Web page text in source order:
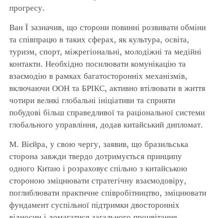
прогресу.
Ван Ї зазначив, що сторони повинні розвивати обміни
та співпрацю в таких сферах, як культура, освіта,
туризм, спорт, міжрегіональні, молодіжні та медійні
контакти. Необхідно посилювати комунікацію та
взаємодію в рамках багатосторонніх механізмів,
включаючи ООН та БРІКС, активно втілювати в життя
чотири великі глобальні ініціативи та сприяти
побудові більш справедливої та раціональної системи
глобального управління, додав китайський дипломат.
М. Вієйра, у свою чергу, заявив, що бразильська
сторона завжди твердо дотримується принципу
одного Китаю і розраховує спільно з китайською
стороною зміцнювати стратегічну взаємодовіру,
поглиблювати практичне співробітництво, зміцнювати
фундамент суспільної підтримки двосторонніх